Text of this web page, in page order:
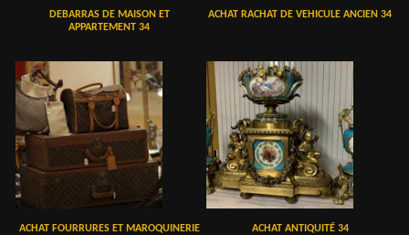
DEBARRAS DE MAISON ET
APPARTEMENT 34
ACHAT RACHAT DE VEHICULE ANCIEN 34
ACHAT FOURRURES ET MAROQUINERIE
ACHAT ANTIQUITÉ 34